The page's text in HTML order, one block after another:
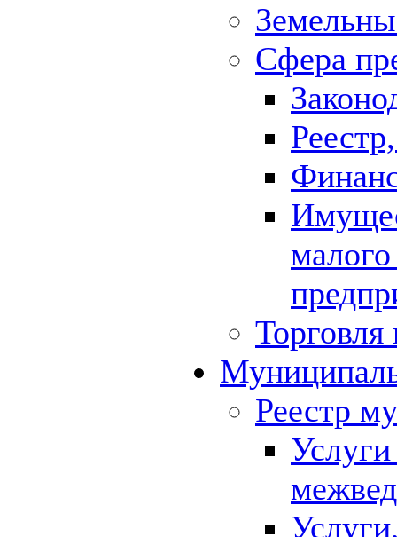
Сфера
Торговля
Реестр